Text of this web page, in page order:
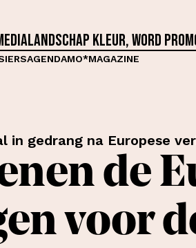
kleur, word
AGENDAMO*MAGAZINE
in gedrang na Europese
de
voor